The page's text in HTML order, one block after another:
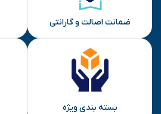
ضمانت اصالت و گارانتی
بسته بندی ویژه